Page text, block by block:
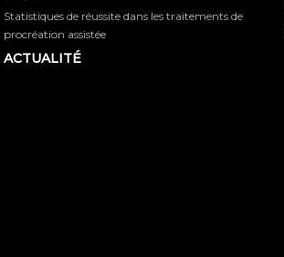
Statistiques de réussite dans les traitements de
procréation assistée
ACTUALITÉ